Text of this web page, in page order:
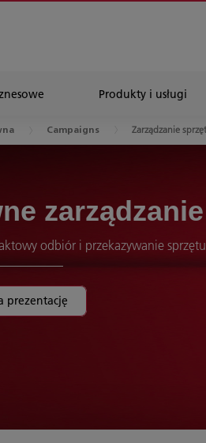
Produkty i usługi
Campaigns Zarządzanie
odbiór i przekazywanie
prezentację